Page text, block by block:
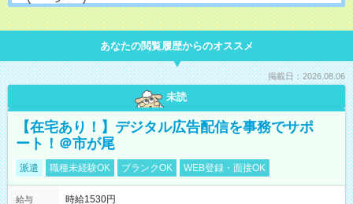
あなたの閲覧履歴からのオススメ
掲載日：2026.08.06
未読
【在宅あり！】デジタル広告配信を事務でサポ
ート！＠市が尾
派遣 職種未経験OK ブランクOK WEB登録・面接OK
給与 時給1530円